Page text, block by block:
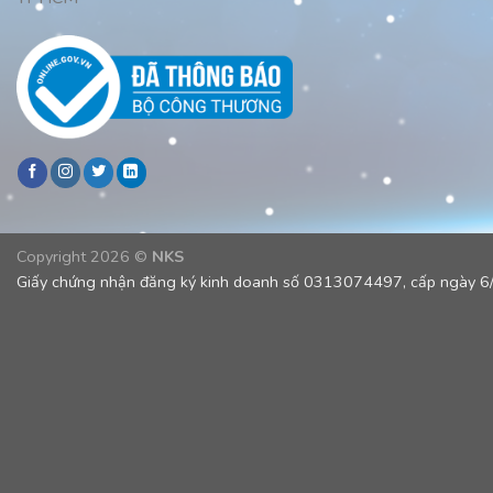
Copyright 2026 © NKS
Giấy chứng nhận đăng ký kinh doanh số 0313074497, cấp ngày